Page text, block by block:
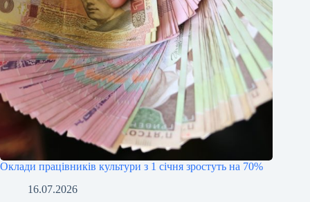
Оклади працівників культури з 1 січня зростуть на 70%
16.07.2026